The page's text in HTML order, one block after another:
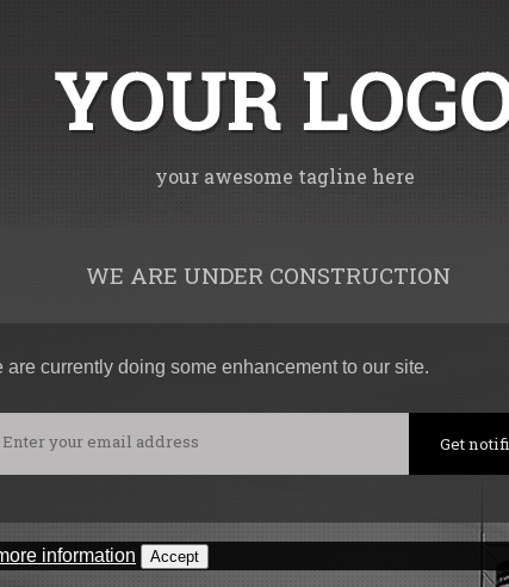
your awesome tagline here
WE ARE UNDER CONSTRUCTION
are currently doing some enhancement to our site.
information Accept